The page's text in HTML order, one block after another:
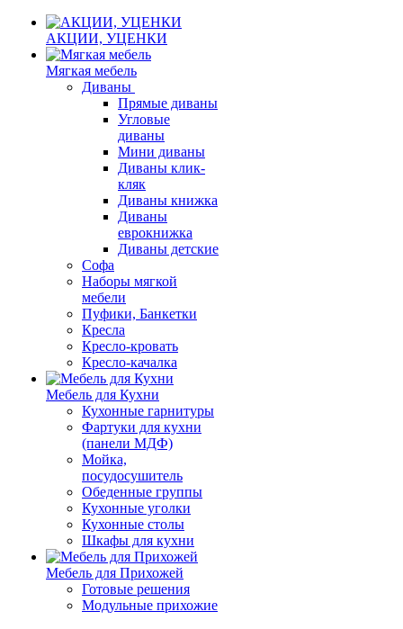
АКЦИИ, УЦЕНКИ
Мягкая мебель
Диваны
Прямые диваны
Угловые
диваны
Мини диваны
Диваны клик-
кляк
Диваны книжка
Диваны
еврокнижка
Диваны детские
Софа
Наборы мягкой
мебели
Пуфики, Банкетки
Кресла
Кресло-кровать
Кресло-качалка
Мебель для Кухни
Кухонные гарнитуры
Фартуки для кухни
(панели МДФ)
Мойка,
посудосушитель
Обеденные группы
Кухонные уголки
Кухонные столы
Шкафы для кухни
Мебель для Прихожей
Готовые решения
Модульные прихожие